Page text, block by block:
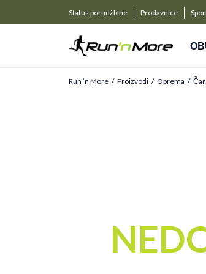
Status porudžbine Prodavnice
PLAĆANJE NA
Kreditnim karticama BANCA
Run ’n More Proizvodi Oprema